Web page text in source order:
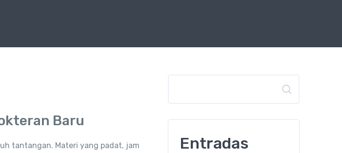
Baru
tantangan. Materi yang padat, jam
Entradas